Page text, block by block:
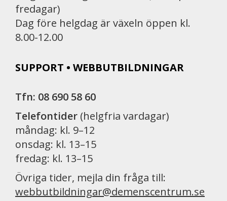
fredagar)
Dag före helgdag är växeln öppen kl.
8.00-12.00
SUPPORT • WEBBUTBILDNINGAR
Tfn: 08 690 58 60
Telefontider (helgfria vardagar)
måndag: kl. 9–12
onsdag: kl. 13–15
fredag: kl. 13–15
Övriga tider, mejla din fråga till:
webbutbildningar@demenscentrum.se